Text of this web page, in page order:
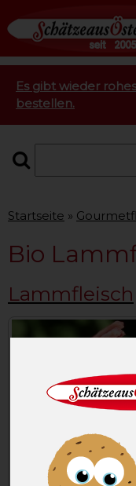
Es gibt wieder
bestellen.
Startseite
Bio
Lammfleisch
Lammkrone ca 1,0 kg